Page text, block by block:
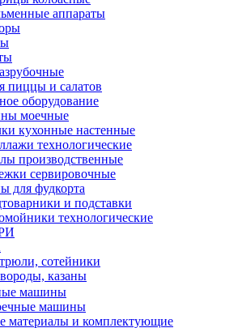
аппараты
пиццы и салатов
оборудование
моечные
кухонные настенные
технологические
производственные
сервировочные
для фудкорта
и подставки
технологические
сотейники
казаны
машины
машины
материалы и комплектующие